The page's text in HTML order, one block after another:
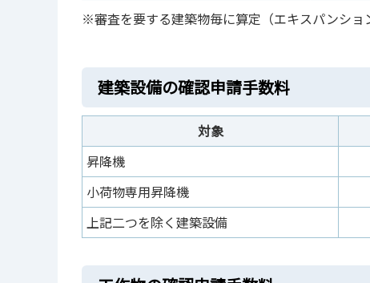
※審査を要する建築物毎に算定（エキスパンショ
建築設備の確認申請手数料
対象
昇降機
小荷物専用昇降機
上記二つを除く建築設備